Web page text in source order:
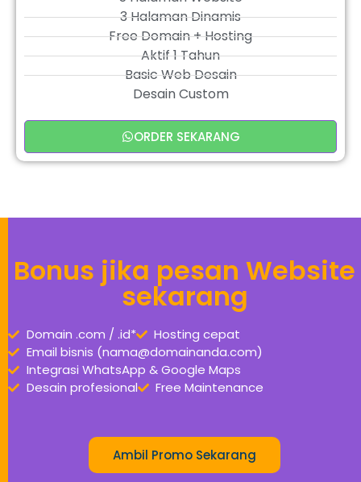
3 Halaman Dinamis
Free Domain + Hosting
Aktif 1 Tahun
Basic Web Desain
Desain Custom
ORDER SEKARANG
Bonus jika pesan Website
sekarang
Domain .com / .id*
Hosting cepat
Email bisnis (nama@domainanda.com)
Integrasi WhatsApp & Google Maps
Desain profesional
Free Maintenance
Ambil Promo Sekarang